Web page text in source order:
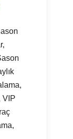
VIP